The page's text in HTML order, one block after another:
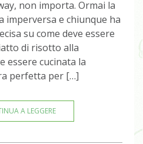
non importa. Ormai la
imperversa e chiunque ha
su come deve essere
di risotto alla
essere cucinata la
perfetta per […]
A LEGGERE